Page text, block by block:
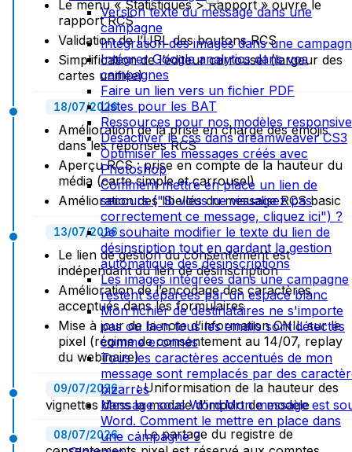
Version texte du message dans une
campagne
Intégration des images dans une
Intégrer Google analytics dans vos
campagnes
Faire un lien vers un fichier PDF
Listes pour les BAT
Ressources pour nos modèles
Désactiver le css dans dreamweaver CS3
Optimiser les messages créés avec
Photoshop
Comment mettre en place un lien de
secours ("Si vous ne visualisez pas
correctement ce message, cliquez ici") ?
Je souhaite modifier le texte du lien de
désinsription tout en gardant la gestion
automatique des désinscriptions
Les images intégrées dans une campagne
restent séparées par un espace blanc
Mon fichier de destinataires ne s'importe
pas ou bien tous les emails sont détectés
comme eronnés
Tous les caractères accentués de mon
message sont remplacés par des
bizarres
Message sous Word:Mon message est
Word. Comment le mettre en place dans
une campagne ?
Le menu « Statistiques > Rapport » ouvre le
rapport RCS
Validation de l’URL des boutons RCS
Simplification de l’éditeur carrousel (largeur des
cartes unifiée)
18/07/2026
Amélioration de la prise en charge des emojis
dans les réponses RCS
Aperçu RCS : prise en compte de la hauteur du
média (carte simple et carrousel)
Amélioration des libellés du message RCS basic
13/07/2026
Le lien de gestion du consentement est
indépendant du lien de désinscription
Amélioration de l’encodage des caractères
accentués dans les formulaires
Mise à jour de la note d’information CNIL sur le
pixel (régime de consentement au 14/07, replay
du webinaire)
09/07/2026
: Uniformisation de la hauteur des
vignettes dans la modale d’import de modèle
08/07/2026
: Le partage du registre de